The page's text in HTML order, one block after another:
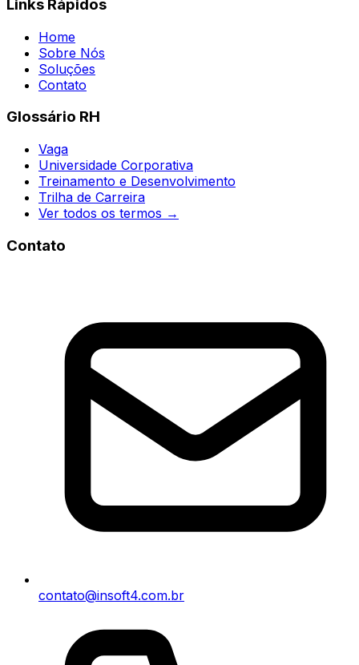
Links Rápidos
Home
Sobre Nós
Soluções
Contato
Glossário RH
Vaga
Universidade Corporativa
Treinamento e Desenvolvimento
Trilha de Carreira
Ver todos os termos →
Contato
contato@insoft4.com.br